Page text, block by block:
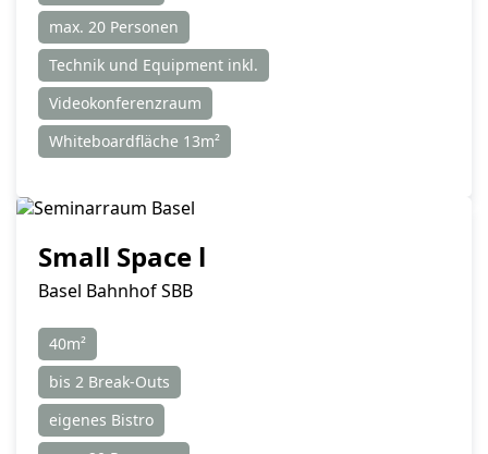
max. 20 Personen
Technik und Equipment inkl.
Videokonferenzraum
Whiteboardfläche 13m²
Small Space l
Basel Bahnhof SBB
40m²
bis 2 Break-Outs
eigenes Bistro